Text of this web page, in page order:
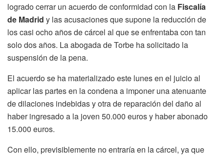
logrado cerrar un acuerdo de conformidad con la Fiscalía
de Madrid y las acusaciones que supone la reducción de
los casi ocho años de cárcel al que se enfrentaba con tan
solo dos años. La abogada de Torbe ha solicitado la
suspensión de la pena.
El acuerdo se ha materializado este lunes en el juicio al
aplicar las partes en la condena a imponer una atenuante
de dilaciones indebidas y otra de reparación del daño al
haber ingresado a la joven 50.000 euros y haber abonado
15.000 euros.
Con ello, previsiblemente no entraría en la cárcel, ya que